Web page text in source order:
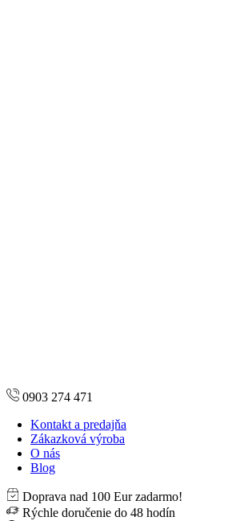
0903 274 471
Kontakt a predajňa
Zákazková výroba
O nás
Blog
Doprava nad 100 Eur zadarmo!
Rýchle doručenie do 48 hodín